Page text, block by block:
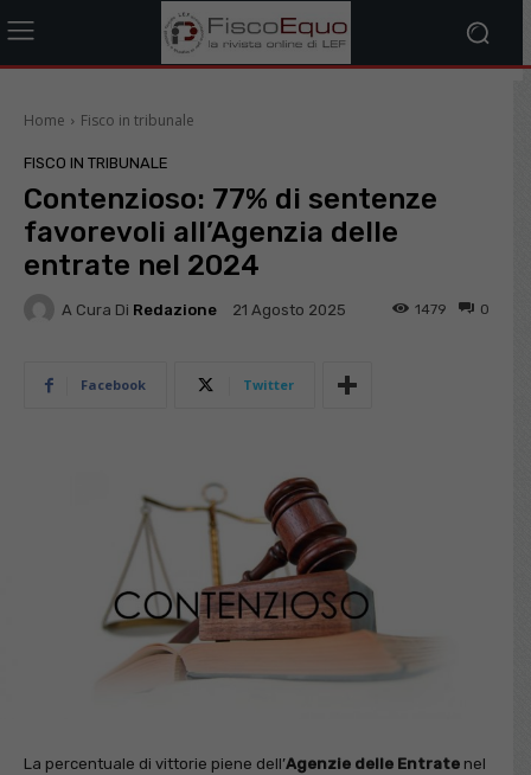
Home Fisco in tribunale
FISCO IN TRIBUNALE
Contenzioso: 77% di sentenze
favorevoli all’Agenzia delle
entrate nel 2024
A Cura Di Redazione 21 Agosto 2025 0
1479
Facebook Twitter
La percentuale di vittorie piene dell’Agenzie delle Entrate nel